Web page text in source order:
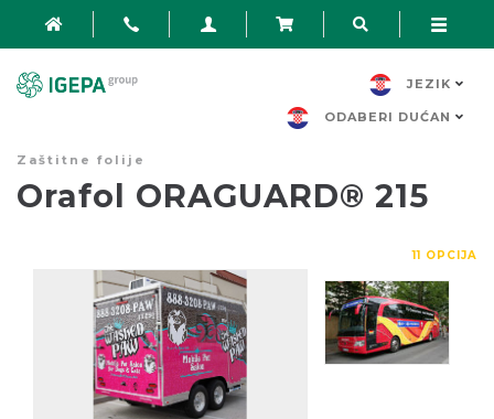
JEZIK
ODABERI DUĆAN
Zaštitne folije
Orafol ORAGUARD® 215
11 OPCIJA